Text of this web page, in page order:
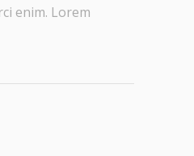
enim. Lorem